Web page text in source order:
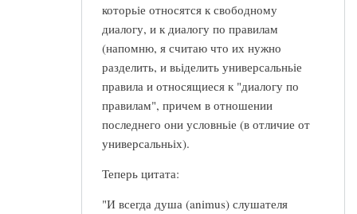
которьіе относятся к свободному
диалогу, и к диалогу по правилам
(напомню, я считаю что их нужно
разделить, и вьіделить универсальньіе
правила и относящиеся к "диалогу по
правилам", причем в отношении
последнего они условньіе (в отличие от
универсальньіх).
Теперь цитата:
"И всегда душа (animus) слушателя